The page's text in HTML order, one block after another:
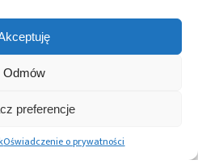
Odmów
preferencje
Oświadczenie o prywatności
A-630A
oraz centrów